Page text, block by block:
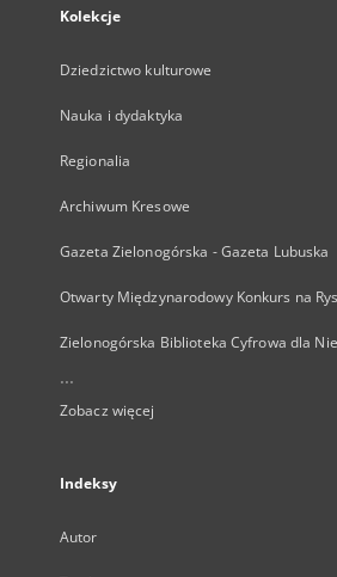
Kolekcje
Dziedzictwo kulturowe
Nauka i dydaktyka
Regionalia
Archiwum Kresowe
Gazeta Zielonogórska - Gazeta Lubuska
Otwarty Międzynarodowy Konkurs na
Zielonogórska Biblioteka Cyfrowa dla
...
Zobacz więcej
Indeksy
Autor